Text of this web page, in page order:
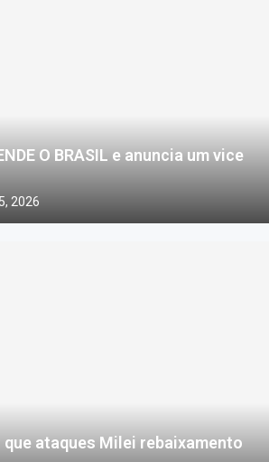
O BRASIL e anuncia um vice
2026
ataques Milei rebaixamento